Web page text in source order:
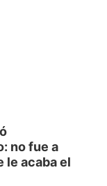
no fue a
le acaba el